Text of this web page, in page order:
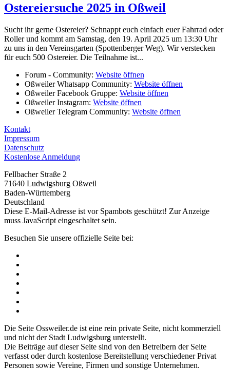
Ostereiersuche 2025 in Oßweil
Sucht ihr gerne Ostereier? Schnappt euch einfach euer Fahrrad oder
Roller und kommt am Samstag, den 19. April 2025 um 13:30 Uhr
zu uns in den Vereinsgarten (Spottenberger Weg). Wir verstecken
für euch 500 Ostereier. Die Teilnahme ist...
Forum - Community: Website öffnen
Oßweiler Whatsapp Community: Website öffnen
Oßweiler Facebook Gruppe: Website öffnen
Oßweiler Instagram: Website öffnen
Oßweiler Telegram Community: Website öffnen
Kontakt
Impressum
Datenschutz
Kostenlose Anmeldung
Fellbacher Straße 2
71640 Ludwigsburg Oßweil
Baden-Württemberg
Deutschland
Diese E-Mail-Adresse ist vor Spambots geschützt! Zur Anzeige
muss JavaScript eingeschaltet sein.
Besuchen Sie unsere offizielle Seite bei:
Die Seite Ossweiler.de ist eine rein private Seite, nicht kommerziell
und nicht der Stadt Ludwigsburg unterstellt.
Die Beiträge auf dieser Seite sind von den Betreibern der Seite
verfasst oder durch kostenlose Bereitstellung verschiedener Privat
Personen sowie Vereine, Firmen und sonstige Unternehmen.